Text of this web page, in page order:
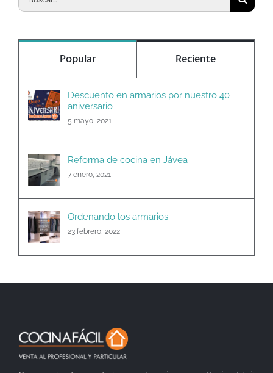
Popular Reciente
Descuento en armarios por nuestro 40
aniversario
5 mayo, 2021
Reforma de cocina en Jávea
7 enero, 2021
Ordenando los armarios
23 febrero, 2022